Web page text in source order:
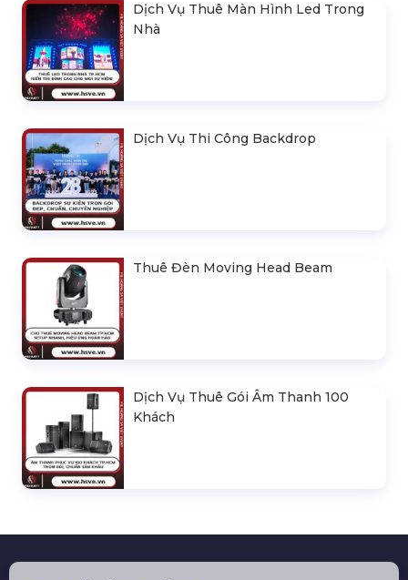
Dịch Vụ Thuê Màn Hình Led Trong
Nhà
Dịch Vụ Thi Công Backdrop
Thuê Đèn Moving Head Beam
Dịch Vụ Thuê Gói Âm Thanh 100
Khách